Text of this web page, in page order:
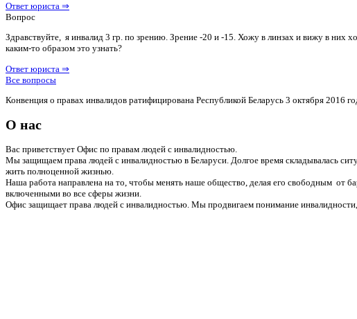
Ответ юриста ⇒
Вопрос
Здравствуйте, я инвалид 3 гр. по зрению. Зрение -20 и -15. Хожу в линзах и вижу в них
каким-то образом это узнать?
Ответ юриста ⇒
Все вопросы
Конвенция о правах инвалидов ратифицирована Республикой Беларусь 3 октября 2016
О нас
Вас приветствует Офис по правам людей с инвалидностью.
Мы защищаем права людей с инвалидностью в Беларуси. Долгое время складывалась
жить полноценной жизнью.
Наша работа направлена на то, чтобы менять наше общество, делая его свободным от
включенными во все сферы жизни.
Офис защищает права людей с инвалидностью. Мы продвигаем понимание